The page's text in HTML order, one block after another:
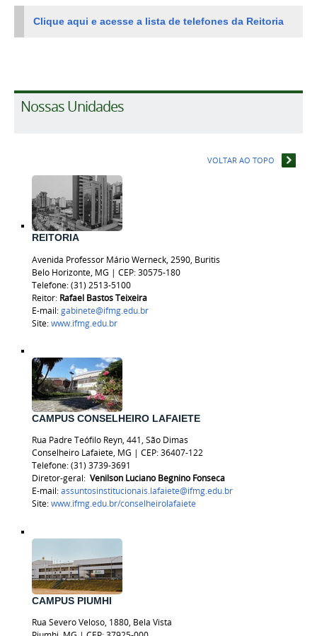
Clique aqui e acesse a lista de telefones da Reitoria
Nossas Unidades
VOLTAR AO TOPO
REITORIA
Avenida Professor Mário Werneck, 2590, Buritis
Belo Horizonte, MG | CEP: 30575-180
Telefone: (31) 2513-5100
Reitor: Rafael BastosTeixeira
E-mail:gabinete@ifmg.edu.br
Site:www.ifmg.edu.br
CAMPUS CONSELHEIRO LAFAIETE
Rua Padre Teófilo Reyn, 441, São Dimas
Conselheiro Lafaiete, MG | CEP: 36407-122
Telefone:(31) 3739-3691
Diretor-geral: Venilson Luciano Begnino Fonseca
E-mail:assuntosinstitucionais.lafaiete@ifmg.edu.br
Site:www.ifmg.edu.br/conselheirolafaiete
CAMPUS PIUMHI
Rua Severo Veloso, 1880, Bela Vista